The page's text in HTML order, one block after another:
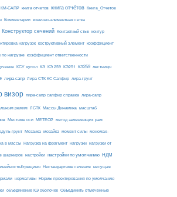
КМ-САПР книга отчетов книга отчётов Книга_Отчетов
Комментарии конечно-элементная сетка
Конструктор сечений Контактный стык контур
нагрузок коструктивный элемент коэффициент
нагрузке коэффициент ответственности
КСУ купол КЭ КЭ 259 КЭ251 КЭ259 лестницы
лира сапр Лира СТК КС Сапфир лира-грунт
визор лира-сапр сапфир справка лира-сапр
режим ЛСТК Массы Динамика масштаб
Местные оси МЕТЕОР метод заменяющих рам
грунт Мозаика мозайка момент силы мономах-
в массы Нагрузка на фрагмент нагрузки нагрузки от
шарниров настройки настройки по умолчанию НДМ
Нестандартные сечения несущая
нормативы Нормы проектирования по умолчанию
объединение КЭ оболочек Объединить отмеченные